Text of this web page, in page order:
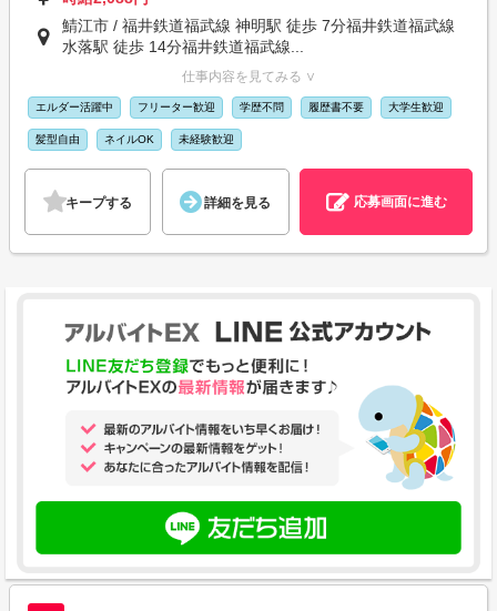
鯖江市 / 福井鉄道福武線 神明駅 徒歩 7分福井鉄道福武線
水落駅 徒歩 14分福井鉄道福武線...
仕事内容を見てみる ∨
エルダー活躍中 フリーター歓迎 学歴不問 履歴書不要 大学生歓迎
髪型自由 ネイルOK 未経験歓迎
キープする 詳細を見る 応募画面に進む